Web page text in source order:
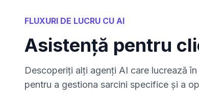
FLUXURI DE LUCRU CU AI
Asistență pentru
Descoperiți alți agenți AI care lucrează
pentru a gestiona sarcini specifice și a